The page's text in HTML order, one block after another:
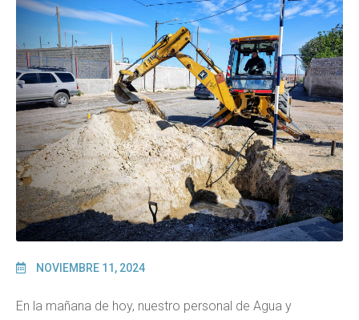
NOVIEMBRE 11, 2024
En la mañana de hoy, nuestro personal de Agua y